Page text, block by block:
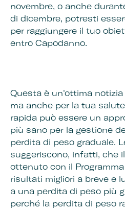
novembre, o anche
di dicembre, potresti
per raggiungere il tuo
entro Capodanno.
Questa è un'ottima notizia
ma anche per la tua
rapida può essere un
più sano per la gestione
perdita di peso graduale.
suggeriscono, infatti, che
ottenuto con il
risultati migliori a breve e
a una perdita di peso più
perché la perdita di peso